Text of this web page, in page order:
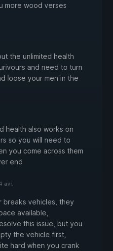
more wood verses
the unlimited health
and need to turn
loose your men in the
health also works on
so you will need to
you come across them
end
avr.
breaks vehicles, they
available,
this issue, but you
the vehicle first,
hard when you crank